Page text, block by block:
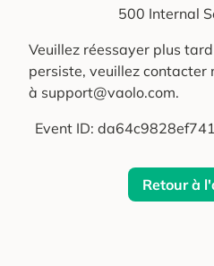
500 Internal
Veuillez réessayer plus
persiste, veuillez contacter
à support@vaolo.com.
Event ID:
Retour à